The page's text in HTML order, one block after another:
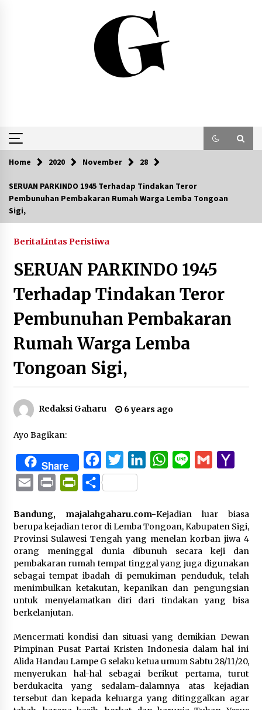
Home 2020 November 28
SERUAN PARKINDO 1945 Terhadap Tindakan Teror
Pembunuhan Pembakaran Rumah Warga Lemba Tongoan
Sigi,
BeritaLintas Peristiwa
SERUAN PARKINDO 1945
Terhadap Tindakan Teror
Pembunuhan Pembakaran
Rumah Warga Lemba
Tongoan Sigi,
Redaksi Gaharu 6 years ago
Ayo Bagikan:
Share FacebookTwitterLinkedInWhatsApp
Line Gmail
Email Print PrintFriendly
Share
Bandung, majalahgaharu.com-Kejadian luar biasa
berupa kejadian teror di Lemba Tongoan, Kabupaten Sigi,
Provinsi Sulawesi Tengah yang menelan korban jiwa 4
orang meninggal dunia dibunuh secara keji dan
pembakaran rumah tempat tinggal yang juga digunakan
sebagai tempat ibadah di pemukiman penduduk, telah
menimbulkan ketakutan, kepanikan dan pengungsian
untuk menyelamatkan diri dari tindakan yang bisa
berkelanjutan.
Mencermati kondisi dan situasi yang demikian Dewan
Pimpinan Pusat Partai Kristen Indonesia dalam hal ini
Alida Handau Lampe G selaku ketua umum Sabtu 28/11/20,
menyerukan hal-hal sebagai berikut pertama, turut
berdukacita yang sedalam-dalamnya atas kejadian
tersebut dan kepada keluarga yang ditinggalkan agar